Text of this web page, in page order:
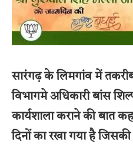
सारंगढ़ के लिमगांव में
विभागमे अधिकारी बांस
कार्यशाला कराने की बात
दिनों का रखा गया है